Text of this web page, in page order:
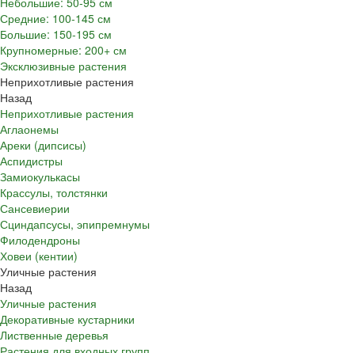
Средние: 100-145 см
Большие: 150-195 см
Крупномерные: 200+ см
Эксклюзивные растения
Неприхотливые растения
Назад
Неприхотливые растения
Аглаонемы
Ареки (дипсисы)
Аспидистры
Замиокулькасы
Крассулы, толстянки
Сансевиерии
Сциндапсусы, эпипремнумы
Филодендроны
Ховеи (кентии)
Уличные растения
Назад
Уличные растения
Декоративные кустарники
Лиственные деревья